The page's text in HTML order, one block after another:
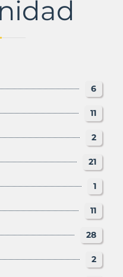
6
11
2
21
1
11
28
2